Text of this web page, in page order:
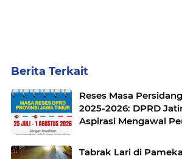
Berita Terkait
Reses Masa
2025-2026: DPRD
Aspirasi Mengawal
Tabrak Lari di